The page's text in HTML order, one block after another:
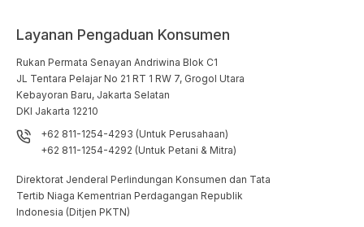
Layanan Pengaduan Konsumen
Rukan Permata Senayan Andriwina Blok C1
JL Tentara Pelajar No 21 RT 1 RW 7, Grogol Utara
Kebayoran Baru, Jakarta Selatan
DKI Jakarta 12210
+62 811-1254-4293 (Untuk Perusahaan)
+62 811-1254-4292 (Untuk Petani & Mitra)
Direktorat Jenderal Perlindungan Konsumen dan Tata
Tertib Niaga Kementrian Perdagangan Republik
Indonesia (Ditjen PKTN)